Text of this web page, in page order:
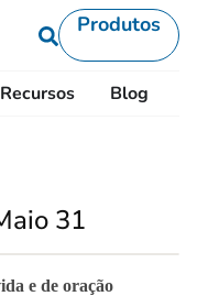
Produtos
Recursos Blog
31
e de oração